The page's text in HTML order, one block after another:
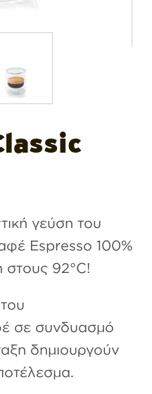
γεύση του
Espresso 100%
92°C!
σε συνδυασμό
δημιουργούν